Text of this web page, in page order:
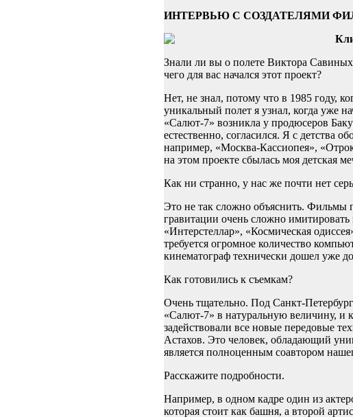
ИНТЕРВЬЮ С СОЗДАТЕЛЯМИ
Знали ли вы о полете Виктора
чего для вас начался этот проект?
Нет, не знал, потому что в 1985 году,
уникальный полет я узнал, когда уже
«Салют-7» возникла у продюсеров
естественно, согласился. Я с детства
например, «Москва-Кассиопея»,
на этом проекте сбылась моя детская
Как ни странно, у нас же почти нет
Это не так сложно объяснить. Фильмы
гравитации очень сложно
«Интерстеллар», «Космическая
требуется огромное количество
кинематограф технически дошел уже
Как готовились к съемкам?
Очень тщательно. Под Санкт-
«Салют-7» в натуральную величину, и
задействовали все новые передовые
Астахов. Это человек, обладающий
является полноценным соавтором
Расскажите подробности.
Например, в одном кадре один из
которая стоит как башня, а второй